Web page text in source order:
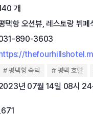
개
택항 오션뷰, 레스토랑 뷔
890-3603
https://
평택항 숙박 평택 호텔
년 07월 14일 08시 24